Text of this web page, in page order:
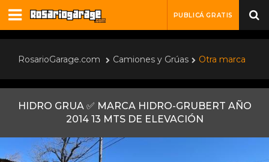
PUBLICÁ GRATIS
RosarioGarage.com Camiones y Grúas Otra marca
HIDRO GRUA ✅ MARCA HIDRO-GRUBERT AÑO
2014 13 MTS DE ELEVACIÓN